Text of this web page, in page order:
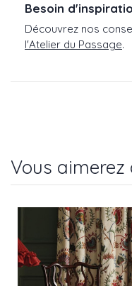
Besoin
Découvrez nos
l'Atelier du Passage.
Vous aimerez